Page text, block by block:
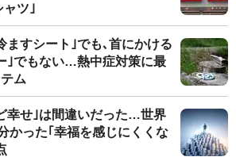
ャツ｣
ますシート｣でも､首にかける
｣でもない…熱中症対策に最
ム
幸せ｣は間違いだった…世界
かった｢幸福を感じにくくな